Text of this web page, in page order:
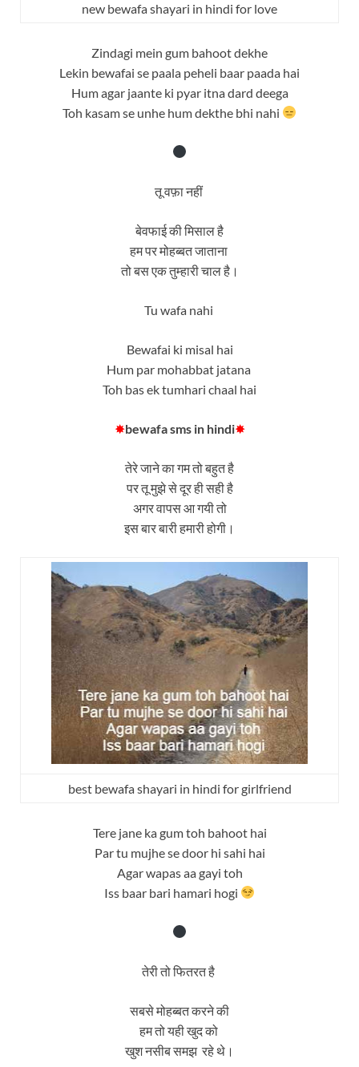
new bewafa shayari in hindi for love
Zindagi mein gum bahoot dekhe
Lekin bewafai se paala peheli baar paada hai
Hum agar jaante ki pyar itna dard deega
Toh kasam se unhe hum dekthe bhi nahi
तू वफ़ा नहीं
बेवफाई की मिसाल है
हम पर मोहब्बत जाताना
तो बस एक तुम्हारी चाल है।
Tu wafa nahi
Bewafai ki misal hai
Hum par mohabbat jatana
Toh bas ek tumhari chaal hai
✸bewafa sms in hindi✸
तेरे जाने का गम तो बहुत है
पर तू मुझे से दूर ही सही है
अगर वापस आ गयी तो
इस बार बारी हमारी होगी।
best bewafa shayari in hindi for girlfriend
Tere jane ka gum toh bahoot hai
Par tu mujhe se door hi sahi hai
Agar wapas aa gayi toh
Iss baar bari hamari hogi
तेरी तो फितरत है
सबसे मोहब्बत करने की
हम तो यही खुद को
खुश नसीब समझ रहे थे।